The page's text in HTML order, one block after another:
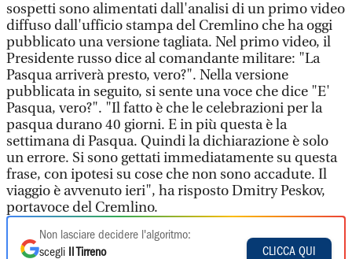
sospetti sono alimentati dall'analisi di un primo video
diffuso dall'ufficio stampa del Cremlino che ha oggi
pubblicato una versione tagliata. Nel primo video, il
Presidente russo dice al comandante militare: "La
Pasqua arriverà presto, vero?". Nella versione
pubblicata in seguito, si sente una voce che dice "E'
Pasqua, vero?". "Il fatto è che le celebrazioni per la
pasqua durano 40 giorni. E in più questa è la
settimana di Pasqua. Quindi la dichiarazione è solo
un errore. Si sono gettati immediatamente su questa
frase, con ipotesi su cose che non sono accadute. Il
viaggio è avvenuto ieri", ha risposto Dmitry Peskov,
portavoce del Cremlino.
Non lasciare decidere l'algoritmo:
scegli
Il Tirreno
CLICCA QUI